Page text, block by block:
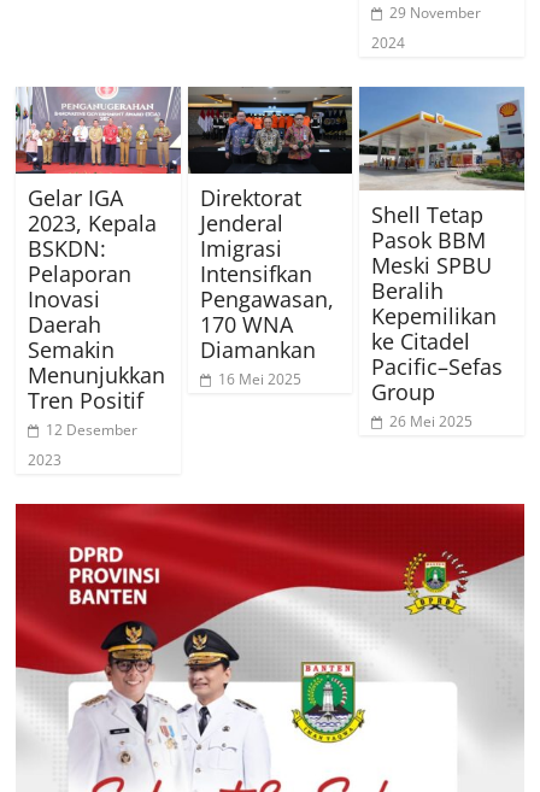
29 November
2024
Gelar IGA
2023, Kepala
BSKDN:
Pelaporan
Inovasi
Daerah
Semakin
Menunjukkan
Tren Positif
12 Desember
2023
Direktorat
Jenderal
Imigrasi
Intensifkan
Pengawasan,
170 WNA
Diamankan
16 Mei 2025
Shell Tetap
Pasok BBM
Meski SPBU
Beralih
Kepemilikan
ke Citadel
Pacific–Sefas
Group
26 Mei 2025